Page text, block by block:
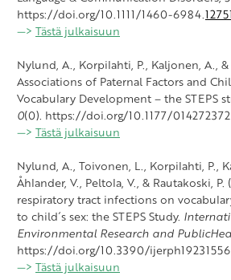
https://doi.org/10.1111/1460-6984.12751
—> Tästä julkaisuun
Nylund, A., Korpilahti, P., Kaljonen, A., &
Associations of Paternal Factors and
Vocabulary Development – the STEPS
0(0). https://doi.org/10.1177/
—> Tästä julkaisuun
Nylund, A., Toivonen, L., Korpilahti, P.,
Åhlander, V., Peltola, V., & Rautakoski,
respiratory tract infections on
to child´s sex: the STEPS Study.
Environmental Research and
https://doi.org/10.3390/
—> Tästä julkaisuun